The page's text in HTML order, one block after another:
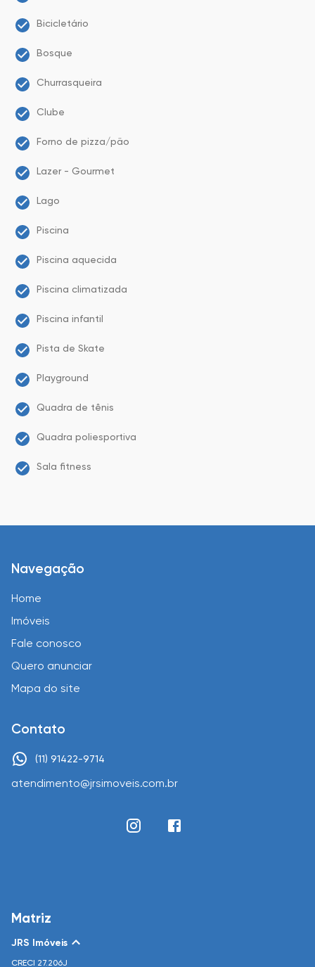
Bicicletário
Bosque
Churrasqueira
Clube
Forno de pizza/pão
Lazer - Gourmet
Lago
Piscina
Piscina aquecida
Piscina climatizada
Piscina infantil
Pista de Skate
Playground
Quadra de tênis
Quadra poliesportiva
Sala fitness
Navegação
Home
Imóveis
Fale conosco
Quero anunciar
Mapa do site
Contato
(11) 91422-9714
atendimento@jrsimoveis.com.br
Matriz
JRS Imóveis
CRECI 27.206J